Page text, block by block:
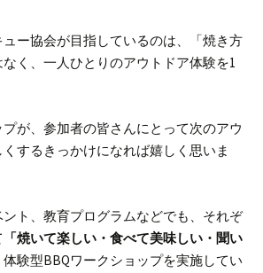
ー協会が目指しているのは、「焼き方
く、一人ひとりのアウトドア体験を1
が、参加者の皆さんにとって次のアウ
くするきっかけになれば嬉しく思いま
ト、教育プログラムなどでも、それぞ
「焼いて楽しい・食べて美味しい・聞い
体験型BBQワークショップを実施してい